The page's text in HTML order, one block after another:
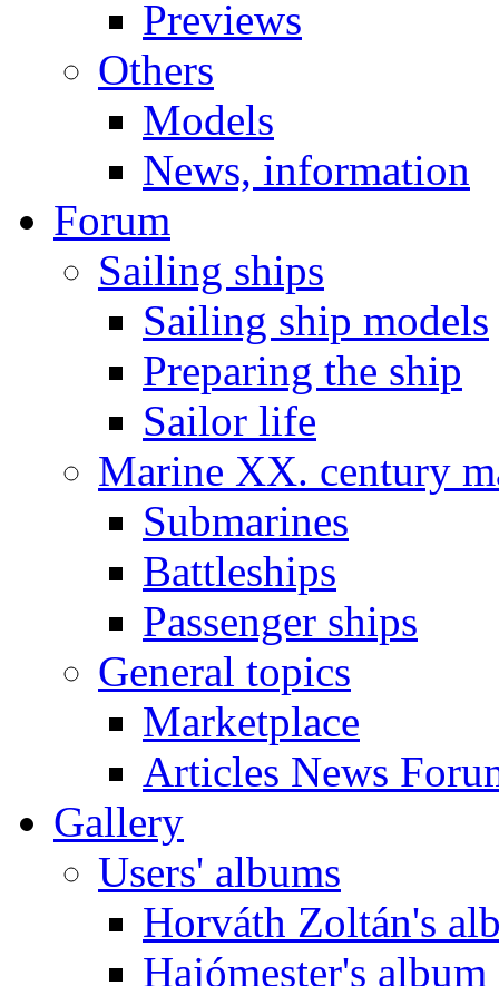
Previews
Others
Models
News, information
Forum
Sailing ships
Sailing ship models
Preparing the ship
Sailor life
Marine XX. century
Submarines
Battleships
Passenger ships
General topics
Marketplace
Articles News
Gallery
Users' albums
Horváth Zoltán's
Hajómester's album